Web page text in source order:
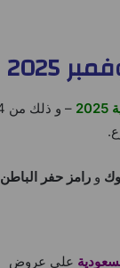
ورامز حفر الباطن
على عروض